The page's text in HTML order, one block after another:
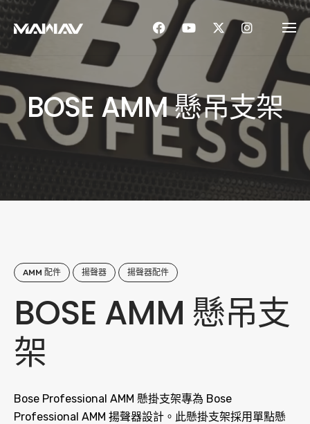
Skip
content
BOSE AMM 懸吊支架
AMM 配件 揚聲器 揚聲器配件
BOSE AMM 懸吊支
架
Bose Professional AMM 懸掛支架專為 Bose
Professional AMM 揚聲器設計。此懸掛支架採用單點懸